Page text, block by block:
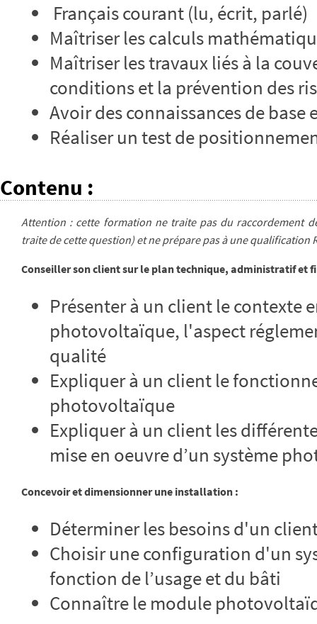
Français courant (lu, écrit, parlé)
Maîtriser les calculs
Maîtriser les travaux liés à la
conditions et la prévention des
Avoir des connaissances de base
Réaliser un test de
Contenu :
Attention : cette formation ne traite pas du raccordement
traite de cette question) et ne prépare pas à une qualification
Conseiller son client sur le plan technique, administratif et
Présenter à un client le contexte
photovoltaïque, l'aspect
qualité
Expliquer à un client le
photovoltaïque
Expliquer à un client les
mise en oeuvre d’un système
Concevoir et dimensionner une installation :
Déterminer les besoins d'un
Choisir une configuration d'un
fonction de l’usage et du bâti
Connaître le module